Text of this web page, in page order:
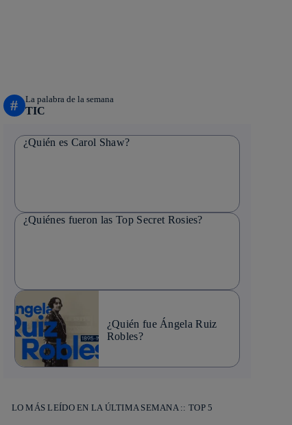
# La palabra de la semana
TIC
¿Quién es Carol Shaw?
¿Quiénes fueron las Top Secret Rosies?
¿Quién fue Ángela Ruiz
Robles?
LO MÁS LEÍDO EN LA ÚLTIMA SEMANA :: TOP 5